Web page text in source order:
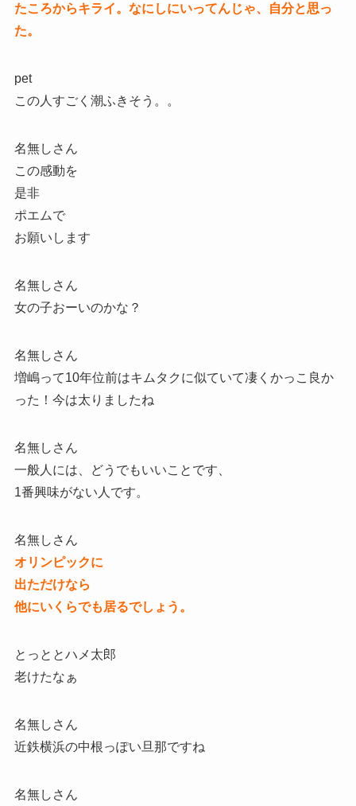
たころからキライ。なにしにいってんじゃ、自分と思っ
た。
pet
この人すごく潮ふきそう。。
名無しさん
この感動を
是非
ポエムで
お願いします
名無しさん
女の子おーいのかな？
名無しさん
増嶋って10年位前はキムタクに似ていて凄くかっこ良か
った！今は太りましたね
名無しさん
一般人には、どうでもいいことです、
1番興味がない人です。
名無しさん
オリンピックに
出ただけなら
他にいくらでも居るでしょう。
とっととハメ太郎
老けたなぁ
名無しさん
近鉄横浜の中根っぽい旦那ですね
名無しさん